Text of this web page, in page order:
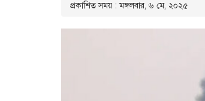
প্রকাশিত সময় : মঙ্গলবার, ৬ মে, ২০২৫